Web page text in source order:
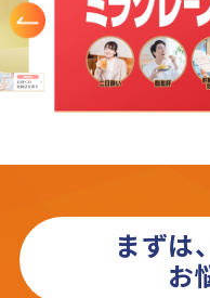
まずは
お